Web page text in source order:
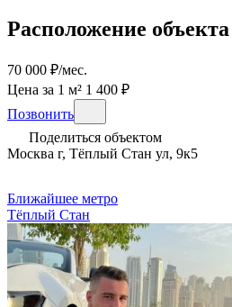
Расположение
70 000 ₽/мес.
Цена за 1 м² 1 400 ₽
Позвонить
Поделиться объектом
Москва г, Тёплый Стан ул, 9к5
Ближайшее метро
Тёплый Стан